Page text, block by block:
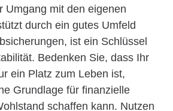
Umgang mit den eigenen
durch ein gutes Umfeld
ist ein Schlüssel
Bedenken Sie, dass Ihr
ein Platz zum Leben ist,
Grundlage für finanzielle
schaffen kann. Nutzen